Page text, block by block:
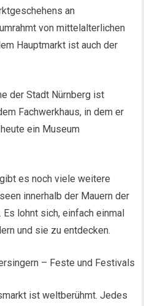
an
von mittelalterlichen
Hauptmarkt ist auch der
der Stadt Nürnberg ist
Fachwerkhaus, in dem er
ein Museum
es noch viele weitere
innerhalb der Mauern der
lohnt sich, einfach einmal
und sie zu entdecken.
– Feste und Festivals
ist weltberühmt. Jedes